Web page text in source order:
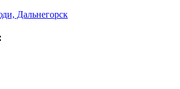
Дальнегорск